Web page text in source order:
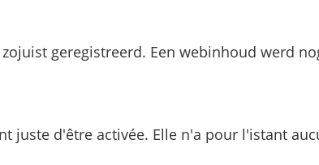
geregistreerd. Een webinhoud werd
juste d'être activée. Elle n'a pour l'istant